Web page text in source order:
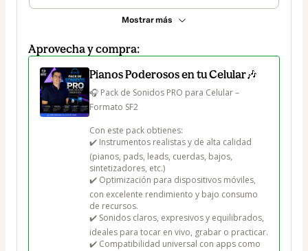
Mostrar más
Aprovecha y compra:
Pianos Poderosos en tu Celular🎶
🎧 Pack de Sonidos PRO para Celular –
Formato SF2
Con este pack obtienes:
✔️ Instrumentos realistas y de alta calidad
(pianos, pads, leads, cuerdas, bajos,
sintetizadores, etc.)
✔️ Optimización para dispositivos móviles,
con excelente rendimiento y bajo consumo
de recursos.
✔️ Sonidos claros, expresivos y equilibrados,
ideales para tocar en vivo, grabar o practicar.
✔️ Compatibilidad universal con apps como